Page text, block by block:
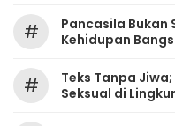
#
Pancasila
Kehidupan
#
Teks Tanpa
Seksual di